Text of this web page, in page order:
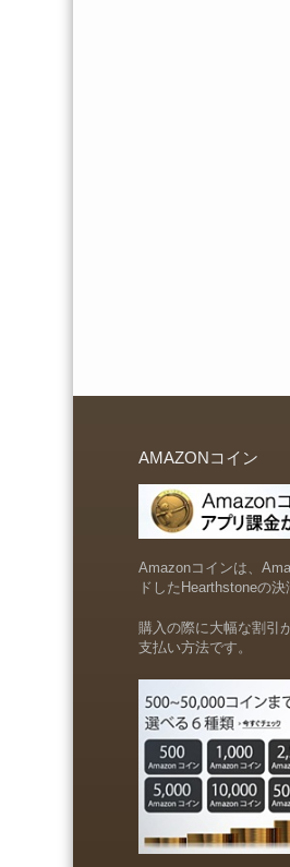
AMAZONコイン
Amazonコインは、
ドしたHearthstoneの決
購入の際に大幅な割引
支払い方法です。